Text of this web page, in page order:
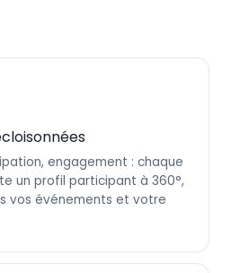
engagement : chaque
un profil participant à 360°,
vos événements et votre